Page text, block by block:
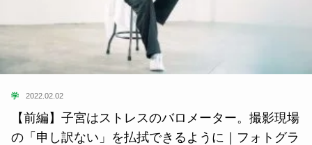
学 2022.02.02
【前編】子宮はストレスのバロメーター。撮影現場
の「申し訳ない」を払拭できるように｜フォトグラ